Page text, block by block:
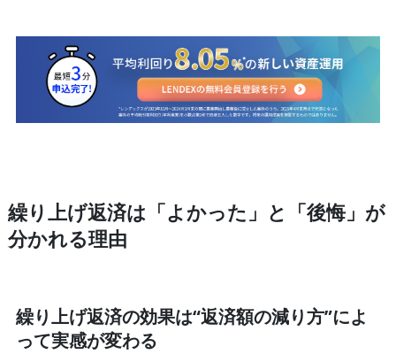
繰り上げ返済は「よかった」と「後悔」が
分かれる理由
繰り上げ返済の効果は“返済額の減り方”によ
って実感が変わる